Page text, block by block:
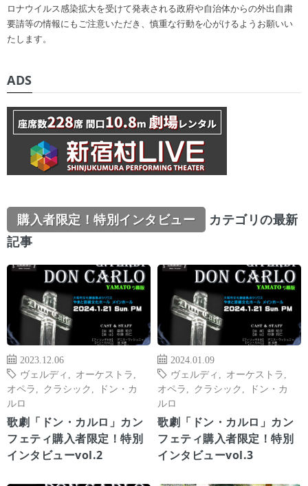
ロナウイルス感染拡大を受けて発表される政府や自治体からの外出自粛
要請等の情報にもご注意いただき、慎重な行動を心がけるようお願いい
たします。
ADS
購入者限定！特別インタビュー
カテゴリの最新
記事
2023.12.06
ヴェルディ
オーケストラ
オペラ
クラシック
ドン・カ
ルロ
歌劇「ドン・カルロ」カン
フェティ購入者限定！特別
インタビューvol.2
2024.01.09
ヴェルディ
オーケストラ
オペラ
クラシック
ドン・カ
ルロ
歌劇「ドン・カルロ」カン
フェティ購入者限定！特別
インタビューvol.3